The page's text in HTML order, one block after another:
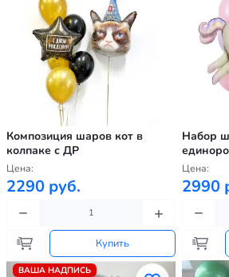
Композиция шаров кот в
колпаке с ДР
Цена:
2290 руб.
Купить
Набор
Цена:
2990
ВАША НАДПИСЬ